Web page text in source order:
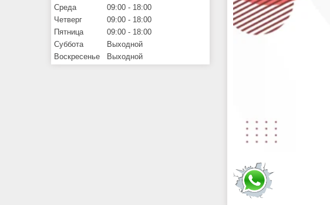
Среда
09:00
18:00
Четверг
09:00
18:00
Пятница
09:00
18:00
Суббота
Выходной
Воскресенье
Выходной